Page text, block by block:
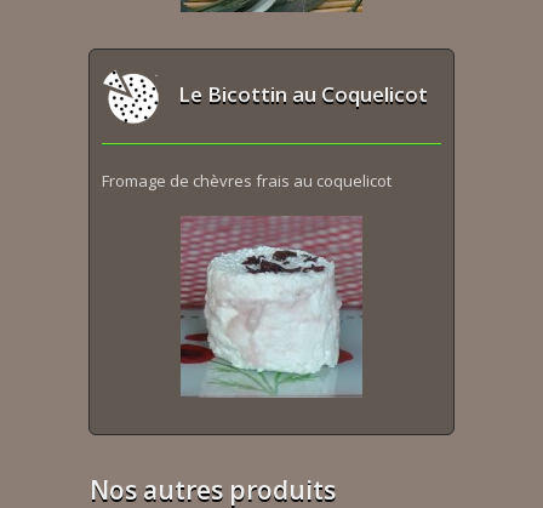
Le Bicottin au Coquelicot
Fromage de chèvres frais au coquelicot
Nos autres produits